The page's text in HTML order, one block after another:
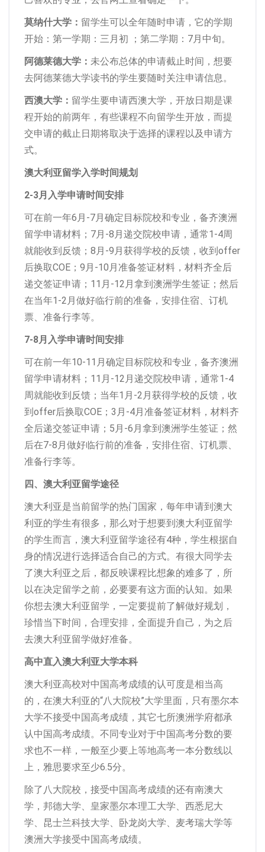
莫纳什大学： 留学生可以全年随时申请，它的学期
开始：第一学期：三月初 ；第二学期：7月中旬。
阿德莱德大学： 未公布总体的申请截止时间，想要
去阿德莱德大学读书的学生要随时关注申请信息。
西澳大学： 留学生要申请西澳大学，开放日期是课
程开始的前两年，有些课程不向留学生开放，而提
交申请的截止日期将取决于选择的课程以及申请方
式。
澳大利亚留学入学时间规划
2-3月入学申请时间安排
可在前一年6月-7月确定目标院校和专业，备齐澳洲
留学申请材料；7月-8月递交院校申请，通常1-4周
就能收到反馈；8月-9月获得学校的反馈，收到offer
后换取COE；9月-10月准备签证材料，材料齐全后
递交签证申请；11月-12月拿到澳洲学生签证；然后
在当年1-2月做好临行前的准备，安排住宿、订机
票、准备行李等。
7-8月入学申请时间安排
可在前一年10-11月确定目标院校和专业，备齐澳洲
留学申请材料；11月-12月递交院校申请，通常1-4
周就能收到反馈；当年1月-2月获得学校的反馈，收
到offer后换取COE；3月-4月准备签证材料，材料齐
全后递交签证申请；5月-6月拿到澳洲学生签证；然
后在7-8月做好临行前的准备，安排住宿、订机票、
准备行李等。
四、澳大利亚留学途径
澳大利亚是当前留学的热门国家，每年申请到澳大
利亚的学生有很多，那么对于想要到澳大利亚留学
的学生而言，澳大利亚留学途径有4种，学生根据自
身的情况进行选择适合自己的方式。有很大同学去
了澳大利亚之后，都反映课程比想象的难多了，所
以在决定留学之前，必要要有这方面的认知。如果
你想去澳大利亚留学，一定要提前了解做好规划，
珍惜当下时间，合理安排，全面提升自己，为之后
去澳大利亚留学做好准备。
高中直入澳大利亚大学本科
澳大利亚高校对中国高考成绩的认可度是相当高
的，在澳大利亚的“八大院校”大学里面，只有墨尔本
大学不接受中国高考成绩，其它七所澳洲学府都承
认中国高考成绩。不同专业对于中国高考分数的要
求也不一样，一般至少要上等地高考一本分数线以
上，雅思要求至少6.5分。
除了八大院校，接受中国高考成绩的还有南澳大
学，邦德大学、皇家墨尔本理工大学、西悉尼大
学、昆士兰科技大学、卧龙岗大学、麦考瑞大学等
澳洲大学接受中国高考成绩。